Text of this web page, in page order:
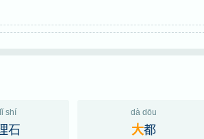
shí
石
dà dōu
大都